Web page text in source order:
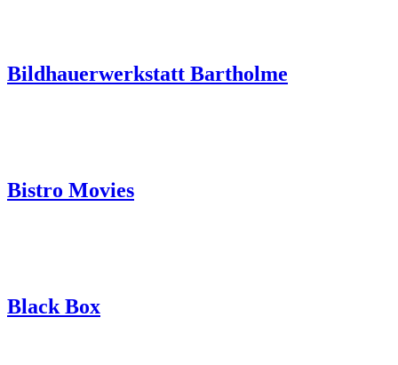
Bildhauerwerkstatt Bartholme
Bistro Movies
Black Box